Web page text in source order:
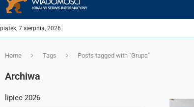
piątek, 7 sierpnia, 2026
Home Tags Posts tagged with "Grupa"
Archiwa
lipiec 2026